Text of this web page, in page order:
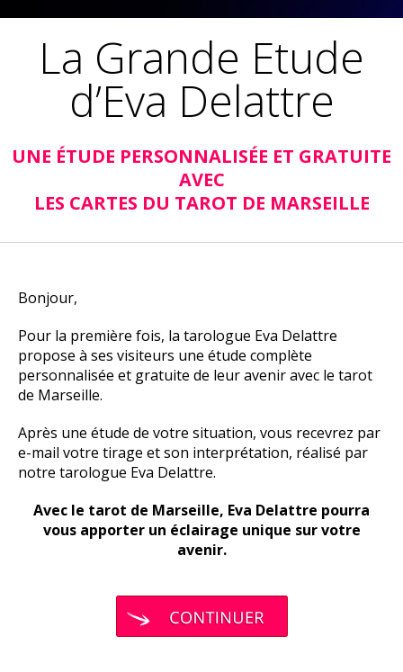
La Grande Etude
d’Eva Delattre
UNE ÉTUDE PERSONNALISÉE ET GRATUITE
AVEC
LES CARTES DU TAROT DE MARSEILLE
Bonjour,
Pour la première fois, la tarologue Eva Delattre
propose à ses visiteurs une étude complète
personnalisée et gratuite de leur avenir avec le tarot
de Marseille.
Après une étude de votre situation, vous recevrez par
e-mail votre tirage et son interprétation, réalisé par
notre tarologue Eva Delattre.
Avec le tarot de Marseille, Eva Delattre pourra
vous apporter un éclairage unique sur votre
avenir.